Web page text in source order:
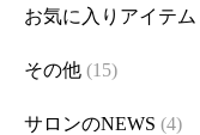
お気に入りアイテム
その他 (15)
サロンのNEWS (4)